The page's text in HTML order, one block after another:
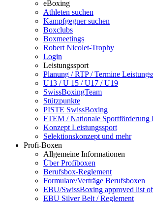
eBoxing
Athleten suchen
Kampfgegner suchen
Boxclubs
Boxmeetings
Robert Nicolet-Trophy
Login
Leistungssport
Planung / RTP / Termine
U13 / U 15 / U17 / U19
SwissBoxingTeam
Stützpunkte
PISTE SwissBoxing
FTEM / Nationale Sportförderung
Konzept Leistungssport
Selektionskonzept und mehr
Profi-Boxen
Allgemeine Informationen
Über Profiboxen
Berufsbox-Reglement
Formulare/Verträge Berufsboxen
EBU/SwissBoxing approved list
EBU Silver Belt / Reglement